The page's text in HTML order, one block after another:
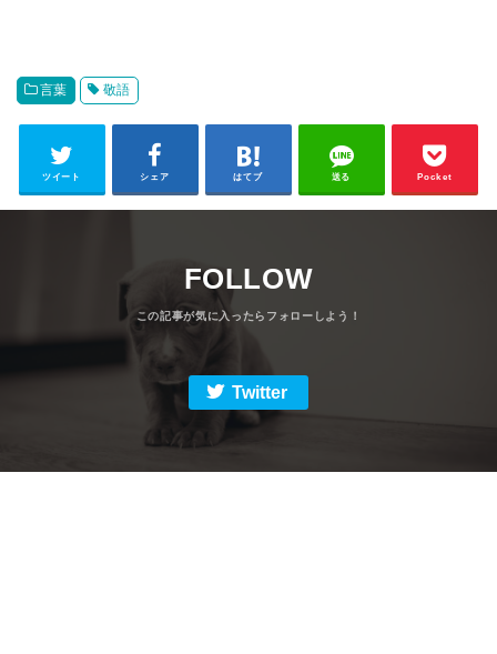
言葉 敬語
ツイート シェア はてブ 送る Pocket
FOLLOW
Twitter